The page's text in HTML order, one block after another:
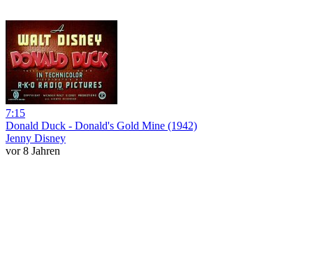
7:15
Donald Duck - Donald's Gold Mine (1942)
Jenny Disney
vor 8 Jahren